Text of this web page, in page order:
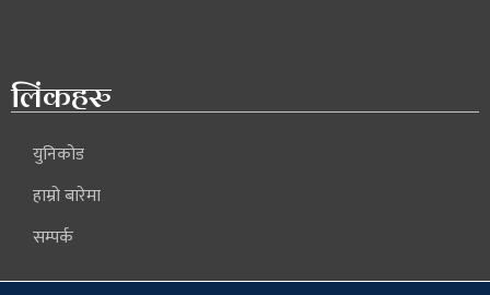
लिंकहरु
युनिकोड
हाम्रो बारेमा
सम्पर्क